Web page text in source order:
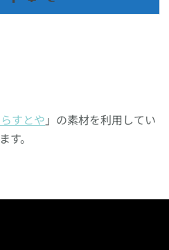
すとや 」の素材を利用してい
す。